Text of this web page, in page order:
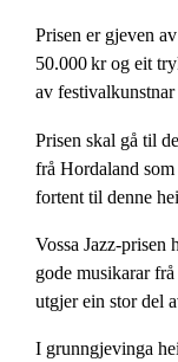
Prisen er gjeven
50.000 kr og eit
av
Prisen skal gå til
frå Hordaland
fortent til denne
Vossa Jazz-prisen
gode musikarar
utgjer ein stor del
I grunngjevinga